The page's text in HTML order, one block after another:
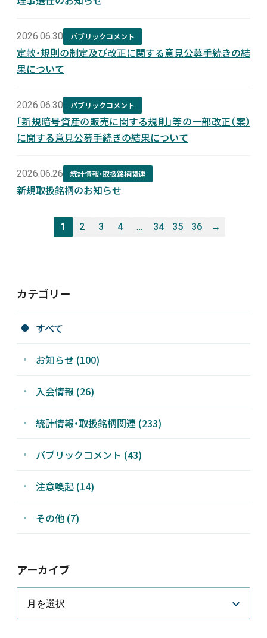
2026.06.30 パブリックコメント
定款・規則の制定及び改正に関する意見公募手続きの結
果について
2026.06.30 パブリックコメント
「新規暗号資産の販売に関する規則」等の一部改正（案）
に関する意見公募手続きの結果について
2026.06.26 統計情報・取扱銘柄関連
新規取扱銘柄のお知らせ
1 2 3 4 … 34 35 36 →
カテゴリー
すべて
お知らせ (100)
入会情報 (26)
統計情報・取扱銘柄関連 (233)
パブリックコメント (43)
注意喚起 (14)
その他 (7)
アーカイブ